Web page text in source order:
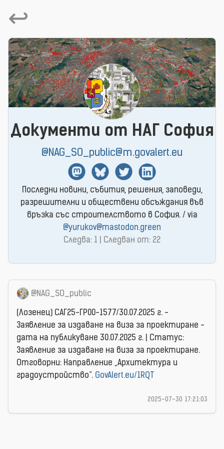
↩
Документи от НАГ София
@NAG_SO_public@m.govalert.eu
MastodonBlueSkyTwitterLinkedin
Последни новини, събития, решения, заповеди,
разрешителни и обществени обсъждания във
връзка със строителството в София. / via
@yurukov@mastodon.green
Следва: 1 | Следван от: 22
@NAG_SO_public
(Лозенец) САГ25-ГР00-1577/30.07.2025 г. -
Заявление за издаване на виза за проектиране -
дата на публикуване 30.07.2025 г. | Статус:
Заявление за издаване на виза за проектиране.
Отговорни: Направление „Архитектура и
градоустройство”. GovAlert.eu/1RQT
2025-07-30 17:21:03